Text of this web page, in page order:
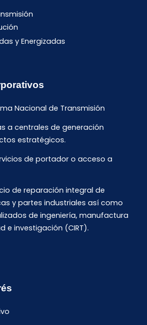
y Energizadas
Nacional de Transmisión
a centrales de generación
estratégicos.
de portador o acceso a
de reparación integral de
y partes industriales así como
de ingeniería, manufactura
e investigación (CIRT).